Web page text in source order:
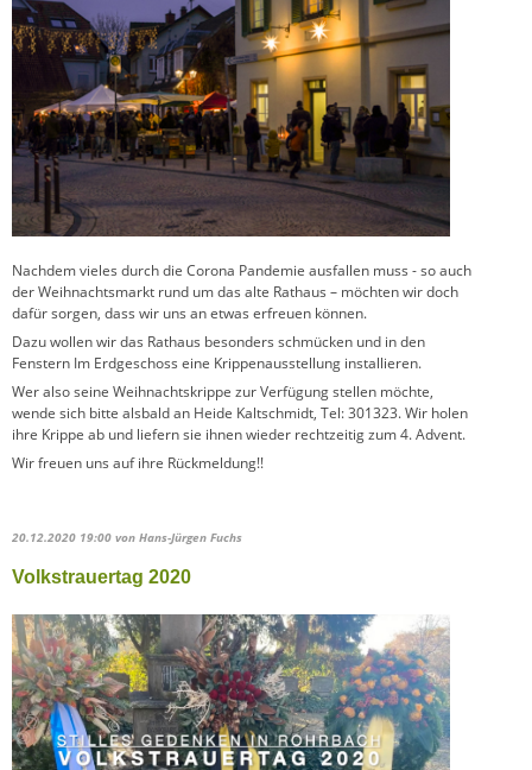
Nachdem vieles durch die Corona Pandemie ausfallen muss - so auch
der Weihnachtsmarkt rund um das alte Rathaus – möchten wir doch
dafür sorgen, dass wir uns an etwas erfreuen können.
Dazu wollen wir das Rathaus besonders schmücken und in den
Fenstern Im Erdgeschoss eine Krippenausstellung installieren.
Wer also seine Weihnachtskrippe zur Verfügung stellen möchte,
wende sich bitte alsbald an Heide Kaltschmidt, Tel: 301323. Wir holen
ihre Krippe ab und liefern sie ihnen wieder rechtzeitig zum 4. Advent.
Wir freuen uns auf ihre Rückmeldung!!
20.12.2020 19:00 von Hans-Jürgen Fuchs
Volkstrauertag 2020